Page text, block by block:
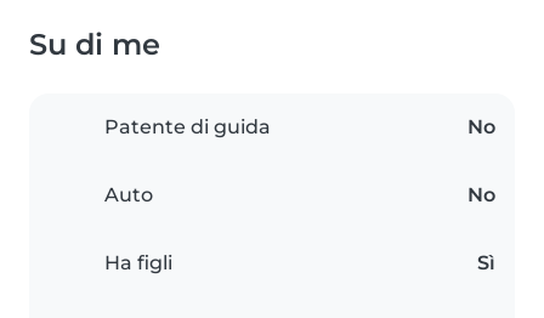
Su di me
Patente di guida No
Auto No
Ha figli Sì